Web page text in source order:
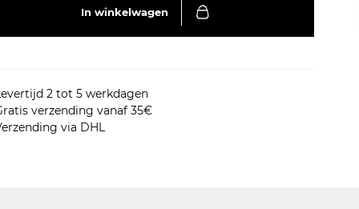
In winkelwagen
2 tot 5 werkdagen
verzending vanaf 35€
via DHL